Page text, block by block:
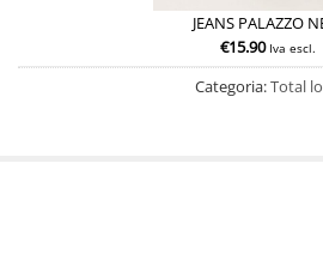
JEANS PALAZZO
€15.90 Iva escl.
Categoria:Total